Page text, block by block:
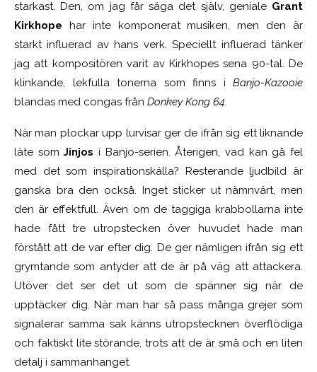
starkast. Den, om jag får säga det själv, geniale Grant
Kirkhope
har inte komponerat musiken, men den är
starkt influerad av hans verk. Speciellt influerad tänker
jag att kompositören varit av Kirkhopes sena 90-tal. De
klinkande, lekfulla tonerna som finns i Banjo-Kazooie
blandas med congas från Donkey Kong 64.
När man plockar upp lurvisar ger de ifrån sig ett liknande
läte somJinjos i Banjo-serien. Återigen, vad kan gå fel
med det som inspirationskälla? Resterande ljudbild är
ganska bra den också. Inget sticker ut nämnvärt, men
den är effektfull. Även om de taggiga krabbollarna inte
hade fått tre utropstecken över huvudet hade man
förstått att de var efter dig. De ger nämligen ifrån sig ett
grymtande som antyder att de är på väg att attackera.
Utöver det ser det ut som de spänner sig när de
upptäcker dig. När man har så pass många grejer som
signalerar samma sak känns utropstecknen överflödiga
och faktiskt lite störande, trots att de är små och en liten
detalj i sammanhanget.